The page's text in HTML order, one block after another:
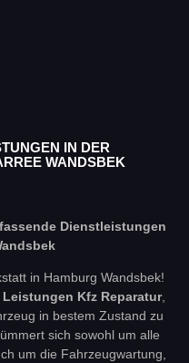
IN DER
WANDSBEK
Dienstleistungen
in Hamburg Wandsbek!
Leistungen Kfz Reparatur,
in bestem Zustand zu
sich sowohl um alle
um die Fahrzeugwartung,